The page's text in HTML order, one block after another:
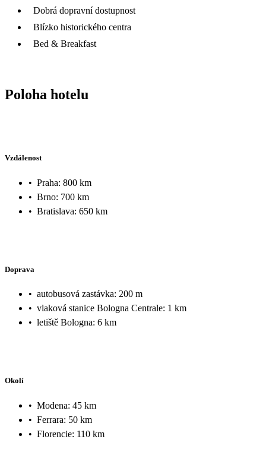
Dobrá dopravní dostupnost
Blízko historického centra
Bed & Breakfast
Poloha hotelu
Vzdálenost
• Praha: 800 km
• Brno: 700 km
• Bratislava: 650 km
Doprava
• autobusová zastávka: 200 m
• vlaková stanice Bologna Centrale: 1 km
• letiště Bologna: 6 km
Okolí
• Modena: 45 km
• Ferrara: 50 km
• Florencie: 110 km